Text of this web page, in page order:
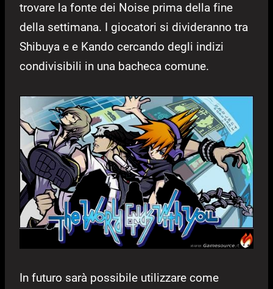
trovare la fonte dei Noise prima della fine
della settimana. I giocatori si divideranno tra
Shibuya e e Kando cercando degli indizi
condivisibili in una bacheca comune.
In futuro sarà possibile utilizzare come